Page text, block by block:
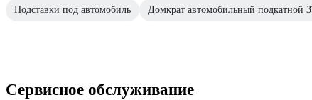
Подставки под автомобиль Домкрат автомобильный подкатной
Сервисное обслуживание